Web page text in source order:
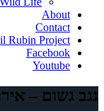
About
Contact
Rubin Project
Facebook
Youtube
נגב גשום –